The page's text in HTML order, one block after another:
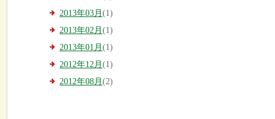
2013年03月 (1)
2013年02月 (1)
2013年01月 (1)
2012年12月 (1)
2012年08月 (2)